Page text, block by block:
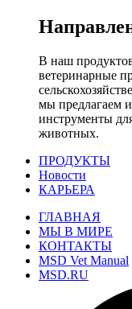
В наш
ветеринарные
мы предлагаем
инструменты
животных.
ПРОДУКТЫ
Новости
КАРЬЕРА
ГЛАВНАЯ
МЫ В МИРЕ
КОНТАКТЫ
MSD Vet Manual
MSD.RU